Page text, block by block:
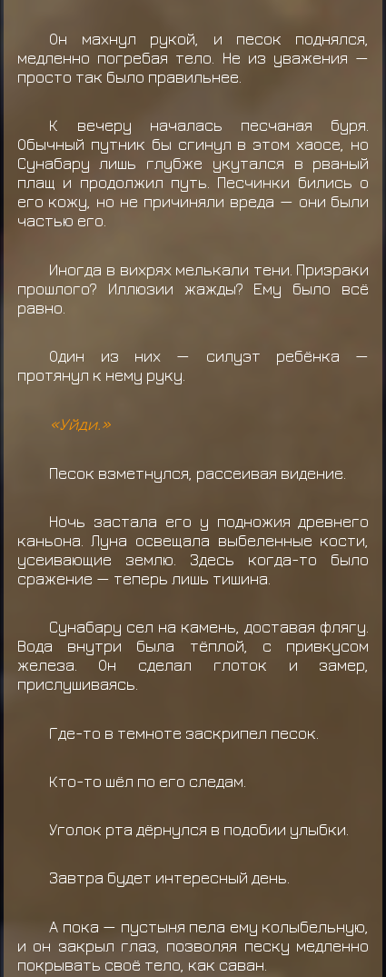
Он махнул рукой, и песок поднялся,
медленно погребая тело. Не из уважения —
просто так было правильнее.
К вечеру началась песчаная буря.
Обычный путник бы сгинул в этом хаосе, но
Сунабару лишь глубже укутался в рваный
плащ и продолжил путь. Песчинки бились о
его кожу, но не причиняли вреда — они были
частью его.
Иногда в вихрях мелькали тени. Призраки
прошлого? Иллюзии жажды? Ему было всё
равно.
Один из них — силуэт ребёнка —
протянул к нему руку.
«Уйди.»
Песок взметнулся, рассеивая видение.
Ночь застала его у подножия древнего
каньона. Луна освещала выбеленные кости,
усеивающие землю. Здесь когда-то было
сражение — теперь лишь тишина.
Сунабару сел на камень, доставая флягу.
Вода внутри была тёплой, с привкусом
железа. Он сделал глоток и замер,
прислушиваясь.
Где-то в темноте заскрипел песок.
Кто-то шёл по его следам.
Уголок рта дёрнулся в подобии улыбки.
Завтра будет интересный день.
А пока — пустыня пела ему колыбельную,
и он закрыл глаз, позволяя песку медленно
покрывать своё тело, как саван.